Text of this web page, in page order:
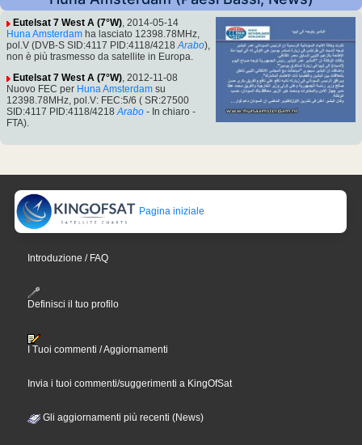
Eutelsat 7 West A (7°W), 2014-05-14
Huna Amsterdam ha lasciato 12398.78MHz,
pol.V (DVB-S SID:4117 PID:4118/4218 Arabo),
non è più trasmesso da satellite in Europa.
Eutelsat 7 West A (7°W), 2012-11-08
Nuovo FEC per Huna Amsterdam su
12398.78MHz, pol.V: FEC:5/6 ( SR:27500
SID:4117 PID:4118/4218 Arabo - In chiaro -
FTA).
Pagina iniziale
Introduzione / FAQ
Definisci il tuo profilo
I Tuoi commenti / Aggiornamenti
Invia i tuoi commenti/suggerimenti a KingOfSat
Gli aggiornamenti più recenti (News)